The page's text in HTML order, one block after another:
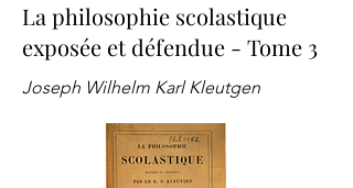
La philosophie scolastique
exposée et défendue - Tome 3
Joseph Wilhelm Karl Kleutgen